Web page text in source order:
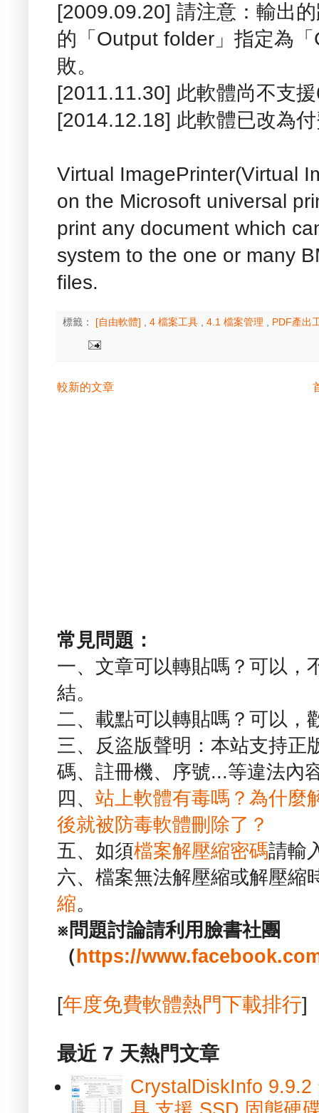
[2009.09.20] 請注意：輸出
的「Output folder」指定為
敗。
[2011.11.30] 此軟體尚不支
[2014.12.18] 此軟體已改為
Virtual ImagePrinter(Virtual
on the Microsoft universal
print any document which
system to the one or many
files.
標籤： [自由軟體] 4 檔案工具 4.1 檔案管理 PDF產出
較新的文章
常見問題：
一、文章可以轉貼嗎？可以，
結。
二、載點可以轉貼嗎？可以，
三、反盜版聲明：本站支持正
碼、註冊機、序號...等違法內
四、 站上軟體有毒嗎？為什麼
後就被防毒軟體刪除了？
五、如須檔案解壓縮密碼請輸
六、檔案無法解壓縮或解壓縮
縮。
※問題討論請利用臉書社團
（ https://
[年度免費軟體熱門下載排行]
最近 7 天熱門文章
CrystalDiskInfo 9.9.2